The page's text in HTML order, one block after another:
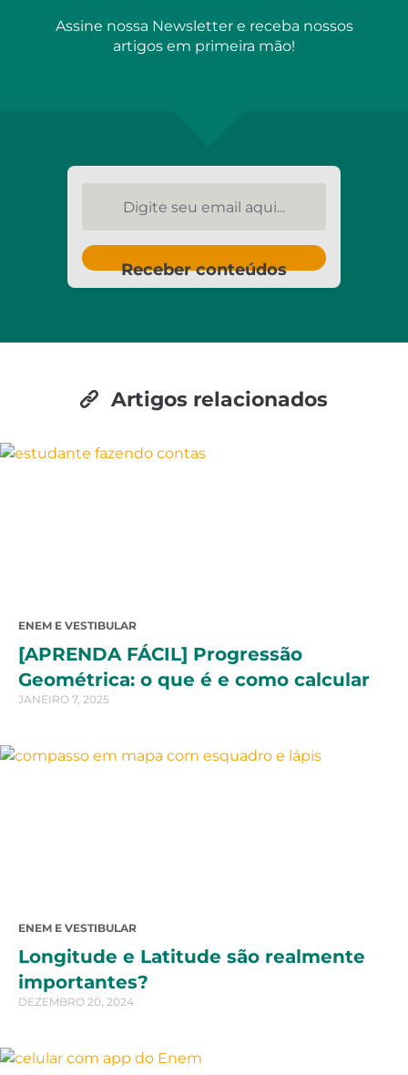
Assine nossa Newsletter e receba nossos
artigos em primeira mão!
Receber conteúdos
Artigos relacionados
ENEM E VESTIBULAR
[APRENDA FÁCIL] Progressão
Geométrica: o que é e como calcular
JANEIRO 7, 2025
ENEM E VESTIBULAR
Longitude e Latitude são realmente
importantes?
DEZEMBRO 20, 2024